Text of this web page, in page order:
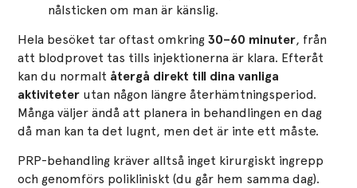
nålsticken om man är känslig.
Hela besöket tar oftast omkring30–60 minuter, från
att blodprovet tas tills injektionerna är klara. Efteråt
kan du normalt återgå direkt till dina vanliga
aktiviteter utan någon längre återhämtningsperiod.
Många väljer ändå att planera in behandlingen en dag
då man kan ta det lugnt, men det är inte ett måste.
PRP-behandling kräver alltså inget kirurgiskt ingrepp
och genomförs polikliniskt (du går hem samma dag).